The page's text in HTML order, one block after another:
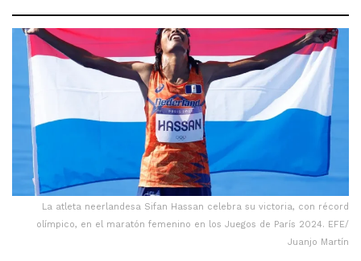
La atleta neerlandesa Sifan Hassan celebra su victoria, con récord
olímpico, en el maratón femenino en los Juegos de París 2024. EFE/
Juanjo Martín